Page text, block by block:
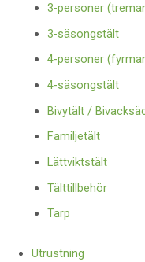
3-personer
3-säsongstält
4-personer
4-säsongstält
Bivytält /
Familjetält
Lättviktstält
Tälttillbehör
Tarp
Utrustning